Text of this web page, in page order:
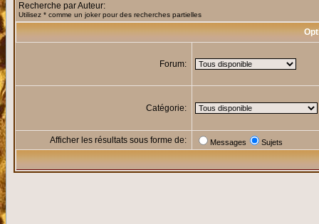
Recherche par Auteur:
Utilisez * comme un joker pour des recherches partielles
Forum:
Catégorie:
Afficher les résultats sous forme de: Messages Sujets